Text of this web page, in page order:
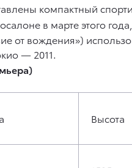
компактный
в марте этого
от вождения»)
— 2011.
Высота